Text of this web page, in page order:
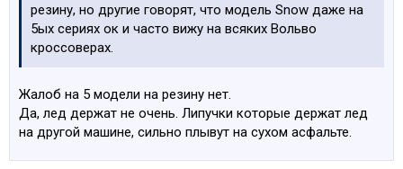
резину, но другие говорят, что модель Snow даже на
5ых сериях ок и часто вижу на всяких Вольво
кроссоверах.
Жалоб на 5 модели на резину нет.
Да, лед держат не очень. Липучки которые держат лед
на другой машине, сильно плывут на сухом асфальте.